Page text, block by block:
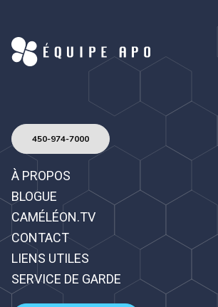
450-974-7000
À PROPOS
BLOGUE
CAMÉLÉON.TV
CONTACT
LIENS UTILES
SERVICE DE GARDE